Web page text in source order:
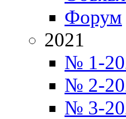
Форум
2021
№ 1-
№ 2-
№ 3-